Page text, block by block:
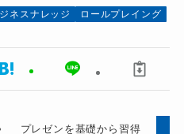
ネスナレッジ ロールプレイング
プレゼンを基礎から習得